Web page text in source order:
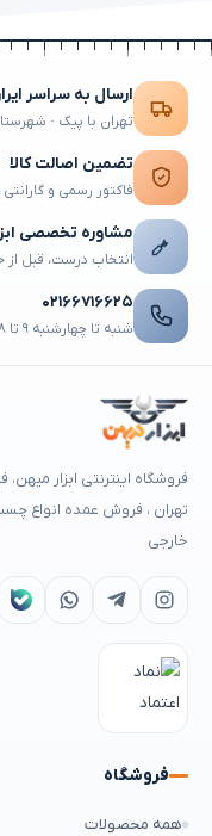
ارسال به سراسر
تهران با پیک ·
تضمین اصالت کالا
فاکتور رسمی و گارانتی
مشاوره تخصصی
انتخاب درست، قبل از
۰۲۱۶۶۷۱۶۶۲۵
شنبه تا چهارشنبه ۹ تا ۱۸
فروشگاه اینترنتی ابزار میهن،
تهران ، فروش عمده انواع
خارجی
فروشگاه
همه محصولات